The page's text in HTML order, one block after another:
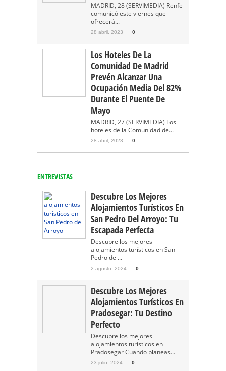
MADRID, 28 (SERVIMEDIA) Renfe
comunicó este viernes que
ofrecerá...
28 abril, 2023 0
Los Hoteles De La
Comunidad De Madrid
Prevén Alcanzar Una
Ocupación Media Del 82%
Durante El Puente De
Mayo
MADRID, 27 (SERVIMEDIA) Los
hoteles de la Comunidad de...
28 abril, 2023 0
ENTREVISTAS
Descubre Los Mejores
Alojamientos Turísticos En
San Pedro Del Arroyo: Tu
Escapada Perfecta
Descubre los mejores
alojamientos turísticos en San
Pedro del...
2 agosto, 2024 0
Descubre Los Mejores
Alojamientos Turísticos En
Pradosegar: Tu Destino
Perfecto
Descubre los mejores
alojamientos turísticos en
Pradosegar Cuando planeas...
23 julio, 2024 0